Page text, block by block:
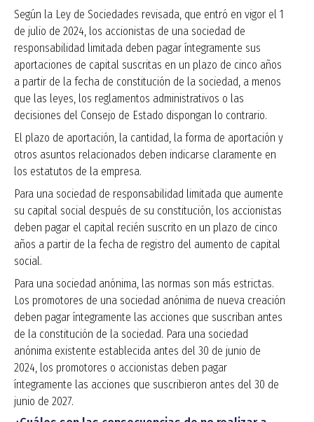
Según la Ley de Sociedades revisada, que entró en vigor el 1
de julio de 2024, los accionistas de una sociedad de
responsabilidad limitada deben pagar íntegramente sus
aportaciones de capital suscritas en un plazo de cinco años
a partir de la fecha de constitución de la sociedad, a menos
que las leyes, los reglamentos administrativos o las
decisiones del Consejo de Estado dispongan lo contrario.
El plazo de aportación, la cantidad, la forma de aportación y
otros asuntos relacionados deben indicarse claramente en
los estatutos de la empresa.
Para una sociedad de responsabilidad limitada que aumente
su capital social después de su constitución, los accionistas
deben pagar el capital recién suscrito en un plazo de cinco
años a partir de la fecha de registro del aumento de capital
social.
Para una sociedad anónima, las normas son más estrictas.
Los promotores de una sociedad anónima de nueva creación
deben pagar íntegramente las acciones que suscriban antes
de la constitución de la sociedad. Para una sociedad
anónima existente establecida antes del 30 de junio de
2024, los promotores o accionistas deben pagar
íntegramente las acciones que suscribieron antes del 30 de
junio de 2027.